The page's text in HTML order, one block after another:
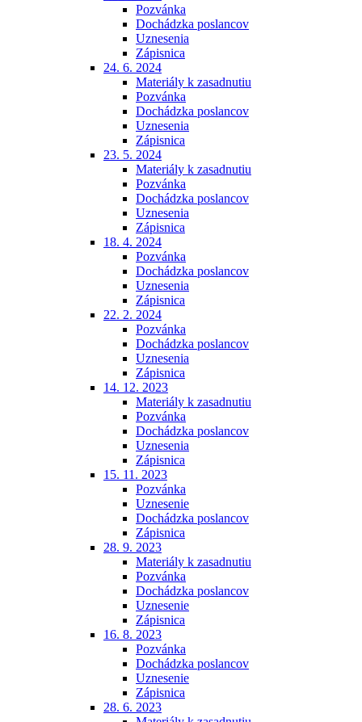
Pozvánka
Dochádzka poslancov
Uznesenia
Zápisnica
24. 6. 2024
Materiály k zasadnutiu
Pozvánka
Dochádzka poslancov
Uznesenia
Zápisnica
23. 5. 2024
Materiály k zasadnutiu
Pozvánka
Dochádzka poslancov
Uznesenia
Zápisnica
18. 4. 2024
Pozvánka
Dochádzka poslancov
Uznesenia
Zápisnica
22. 2. 2024
Pozvánka
Dochádzka poslancov
Uznesenia
Zápisnica
14. 12. 2023
Materiály k zasadnutiu
Pozvánka
Dochádzka poslancov
Uznesenia
Zápisnica
15. 11. 2023
Pozvánka
Uznesenie
Dochádzka poslancov
Zápisnica
28. 9. 2023
Materiály k zasadnutiu
Pozvánka
Dochádzka poslancov
Uznesenie
Zápisnica
16. 8. 2023
Pozvánka
Dochádzka poslancov
Uznesenie
Zápisnica
28. 6. 2023